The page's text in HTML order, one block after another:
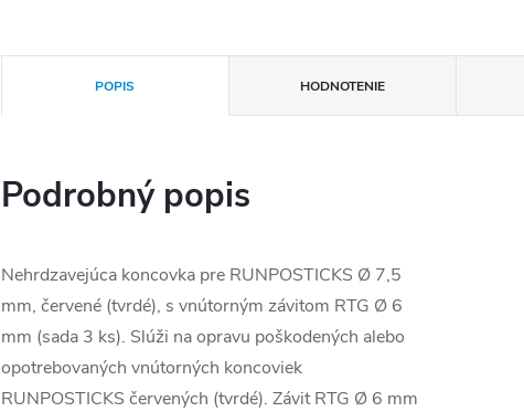
POPIS HODNOTENIE
Podrobný popis
Nehrdzavejúca koncovka pre RUNPOSTICKS Ø 7,5
mm, červené (tvrdé), s vnútorným závitom RTG Ø 6
mm (sada 3 ks). Slúži na opravu poškodených alebo
opotrebovaných vnútorných koncoviek
RUNPOSTICKS červených (tvrdé). Závit RTG Ø 6 mm